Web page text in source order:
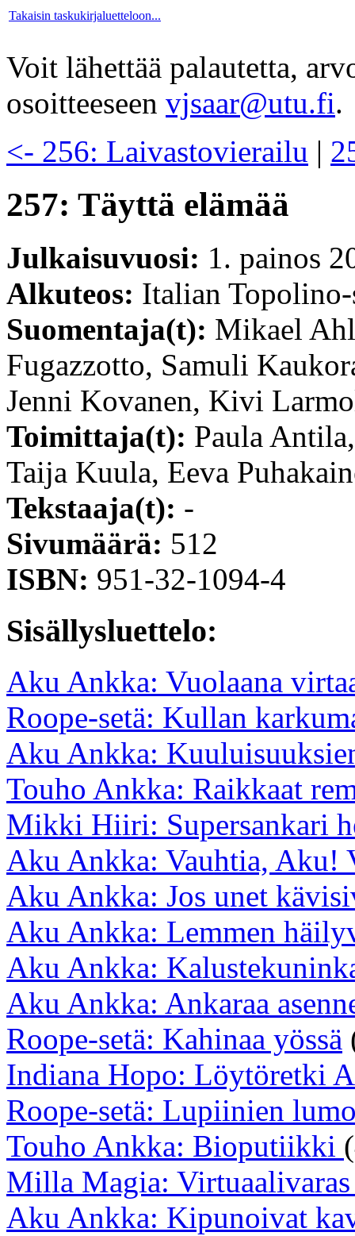
Takaisin taskukirjaluetteloon...
Voit lähettää palautetta,
osoitteeseen vjsaar@utu.fi.
<- 256: Laivastovierailu |
257: Täyttä elämää
Julkaisuvuosi: 1. painos
Alkuteos: Italian
Suomentaja(t): Mikael
Fugazzotto, Samuli
Jenni Kovanen, Kivi
Toimittaja(t): Paula
Taija Kuula, Eeva
Tekstaaja(t): -
Sivumäärä: 512
ISBN: 951-32-1094-4
Sisällysluettelo:
Aku Ankka: Vuolaana
Roope-setä: Kullan
Aku Ankka:
Touho Ankka: Raikkaat
Mikki Hiiri: Supersankari
Aku Ankka: Vauhtia, Aku!
Aku Ankka: Jos unet
Aku Ankka: Lemmen
Aku Ankka:
Aku Ankka: Ankaraa
Roope-setä: Kahinaa yössä
Indiana Hopo: Löytöretki
Roope-setä: Lupiinien
Touho Ankka: Bioputiikki
Milla Magia:
Aku Ankka: Kipunoivat